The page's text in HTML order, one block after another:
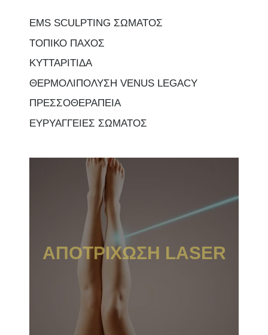
EMS SCULPTING ΣΩΜΑΤΟΣ
ΤΟΠΙΚΟ ΠΑΧΟΣ
ΚΥΤΤΑΡΙΤΙΔΑ
ΘΕΡΜΟΛΙΠΟΛΥΣΗ VENUS LEGACY
ΠΡΕΣΣΟΘΕΡΑΠΕΙΑ
ΕΥΡΥΑΓΓΕΙΕΣ ΣΩΜΑΤΟΣ
ΑΠΟΤΡΙΧΩΣΗ LASER